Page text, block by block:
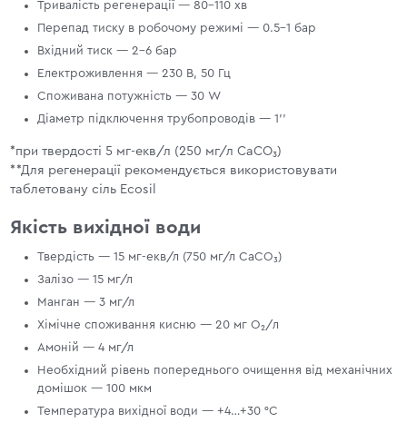
Тривалість регенерації — 80–110 хв
Перепад тиску в робочому режимі — 0.5-1 бар
Вхідний тиск — 2–6 бар
Електроживлення — 230 В, 50 Гц
Споживана потужність — 30 W
Діаметр підключення трубопроводів — 1’’
*при твердості 5 мг-екв/л (250 мг/л CaCO₃)
**Для регенерації рекомендується використовувати
таблетовану сіль Ecosil
Якість вихідної води
Твердість — 15 мг-екв/л (750 мг/л CaCO₃)
Залізо — 15 мг/л
Манган — 3 мг/л
Хімічне споживання кисню — 20 мг O₂/л
Амоній — 4 мг/л
Необхідний рівень попереднього очищення від механічних
домішок — 100 мкм
Температура вихідної води — +4…+30 °С